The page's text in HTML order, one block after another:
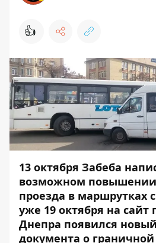
👍
13 октября Забеба
возможном
проезда в маршрутках
уже 19 октября на сайт
Днепра появился
документа о